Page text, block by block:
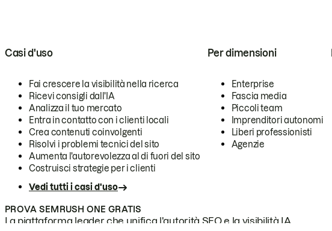
Casi d'uso
Fai crescere la visibilità nella ricerca
Ricevi consigli dall'IA
Analizza il tuo mercato
Entra in contatto con i clienti locali
Crea contenuti coinvolgenti
Risolvi i problemi tecnici del sito
Aumenta l'autorevolezza al di fuori del sito
Costruisci strategie per i clienti
Vedi tutti i casi d'uso
Per dimensioni
Enterprise
Fascia media
Piccoli team
Imprenditori autonomi
Liberi professionisti
Agenzie
PROVA SEMRUSH ONE GRATIS
La piattaforma leader che unifica l'autorità SEO e la visibilità IA.